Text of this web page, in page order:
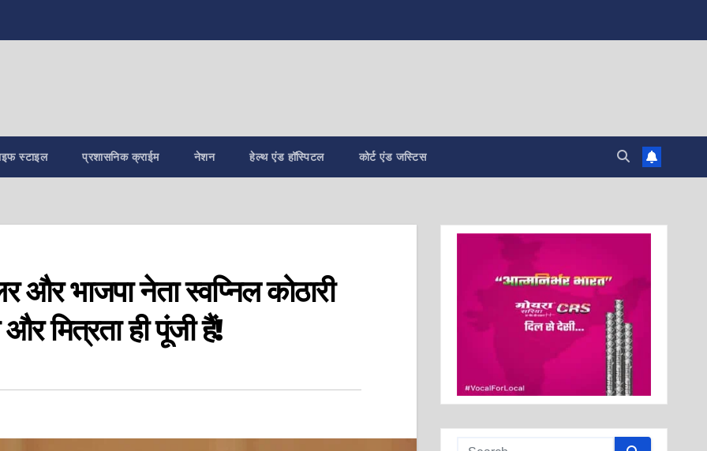
स्टाइल प्रशासनिक क्राईम नेशन हेल्थ एंड हॉस्पिटल कोर्ट एंड जस्टिस
और भाजपा नेता स्वप्निल कोठारी
मित्रता ही पूंजी हैं!